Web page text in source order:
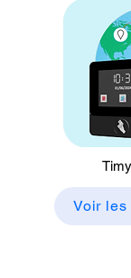
Voir les